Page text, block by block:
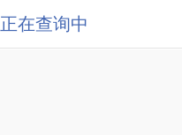
正在查询中